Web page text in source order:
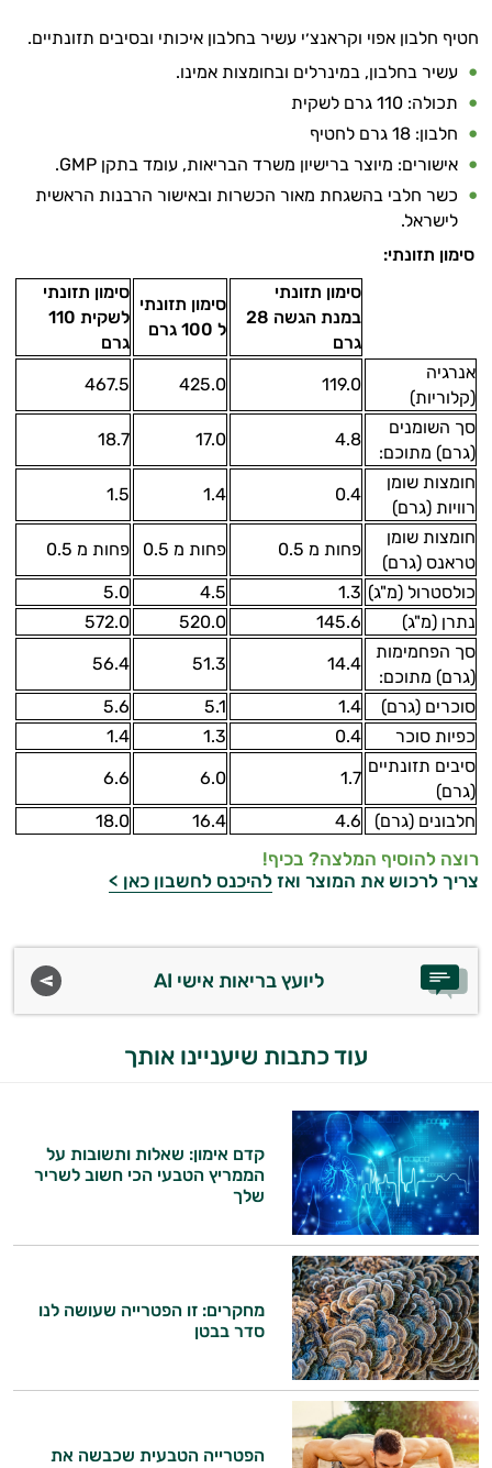
חטיף חלבון אפוי וקראנצ׳י עשיר בחלבון איכותי ובסיבים תזונתיים.
עשיר בחלבון, במינרלים ובחומצות אמינו.
תכולה: 110 גרם לשקית
חלבון: 18 גרם לחטיף
אישורים: מיוצר ברישיון משרד הבריאות, עומד בתקן GMP.
כשר חלבי בהשגחת מאור הכשרות ובאישור הרבנות הראשית
לישראל.
סימון תזונתי:
סימון תזונתי
במנת הגשה 28
גרם
סימון תזונתי
ל 100 גרם
סימון תזונתי
לשקית 110
גרם
אנרגיה
(קלוריות)
119.0
425.0
467.5
סך השומנים
(גרם) מתוכם:
4.8
17.0
18.7
חומצות שומן
רוויות (גרם)
0.4
1.4
1.5
חומצות שומן
טראנס (גרם)
פחות מ 0.5 פחות מ 0.5 פחות מ 0.5
כולסטרול (מ"ג) 1.3
4.5
5.0
נתרן (מ"ג)
145.6
520.0
572.0
סך הפחמימות
(גרם) מתוכם:
14.4
51.3
56.4
סוכרים (גרם) 1.4
5.1
5.6
כפיות סוכר
0.4
1.3
1.4
סיבים תזונתיים
(גרם)
1.7
6.0
6.6
חלבונים (גרם) 4.6
16.4
18.0
רוצה להוסיף המלצה? בכיף!
צריך לרכוש את המוצר ואז להיכנס לחשבון כאן >
ליועץ בריאות אישי AI
עוד כתבות שיעניינו אותך
קדם אימון: שאלות ותשובות על
הממריץ הטבעי הכי חשוב לשריר
שלך
מחקרים: זו הפטרייה שעושה לנו
סדר בבטן
הפטרייה הטבעית שכבשה את